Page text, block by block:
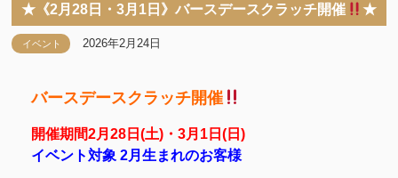
★《2月28日・3月1日》バースデースクラッチ開催 ★
イベント 2026年2月24日
バースデースクラッチ開催
開催期間2月28日(土)・3月1日(日)
イベント対象 2月生まれのお客様